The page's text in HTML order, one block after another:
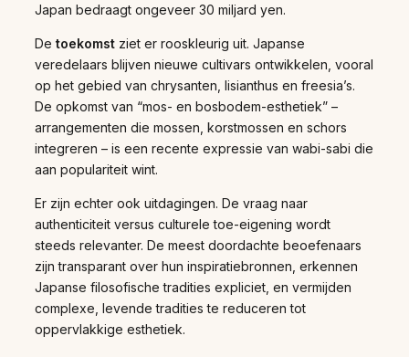
Japan bedraagt ongeveer 30 miljard yen.
De toekomst ziet er rooskleurig uit. Japanse
veredelaars blijven nieuwe cultivars ontwikkelen, vooral
op het gebied van chrysanten, lisianthus en freesia’s.
De opkomst van “mos- en bosbodem-esthetiek” –
arrangementen die mossen, korstmossen en schors
integreren – is een recente expressie van wabi-sabi die
aan populariteit wint.
Er zijn echter ook uitdagingen. De vraag naar
authenticiteit versus culturele toe-eigening wordt
steeds relevanter. De meest doordachte beoefenaars
zijn transparant over hun inspiratiebronnen, erkennen
Japanse filosofische tradities expliciet, en vermijden
complexe, levende tradities te reduceren tot
oppervlakkige esthetiek.